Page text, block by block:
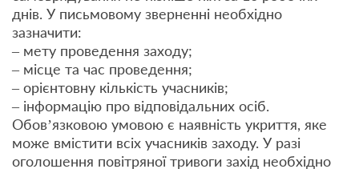
днів. У письмовому зверненні необхідно
зазначити:
– мету проведення заходу;
– місце та час проведення;
– орієнтовну кількість учасників;
– інформацію про відповідальних осіб.
Обов’язковою умовою є наявність укриття, яке
може вмістити всіх учасників заходу. У разі
оголошення повітряної тривоги захід необхідно